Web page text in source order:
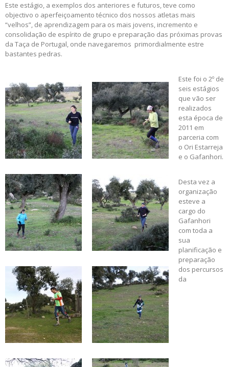
Este estágio, a exemplos dos anteriores e futuros, teve como
objectivo o aperfeiçoamento técnico dos nossos atletas mais
“velhos”, de aprendizagem para os mais jovens, incremento e
consolidação de espírito de grupo e preparação das próximas provas
da Taça de Portugal, onde navegaremos primordialmente estre
bastantes pedras.
Este foi o 2º de
seis estágios
que vão ser
realizados
esta época de
2011 em
parceria com
o Ori Estarreja
e o Gafanhori.
Desta vez a
organização
esteve a
cargo do
Gafanhori
com toda a
sua
planificação e
preparação
dos percursos
da